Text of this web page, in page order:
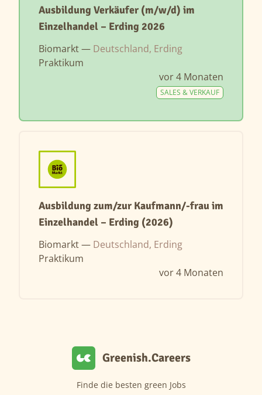
Ausbildung Verkäufer (m/w/d) im
Einzelhandel – Erding 2026
Biomarkt — Deutschland, Erding
Praktikum
vor 4 Monaten
SALES & VERKAUF
Ausbildung zum/zur Kaufmann/-frau im
Einzelhandel – Erding (2026)
Biomarkt — Deutschland, Erding
Praktikum
vor 4 Monaten
Greenish.Careers
Finde die besten green Jobs